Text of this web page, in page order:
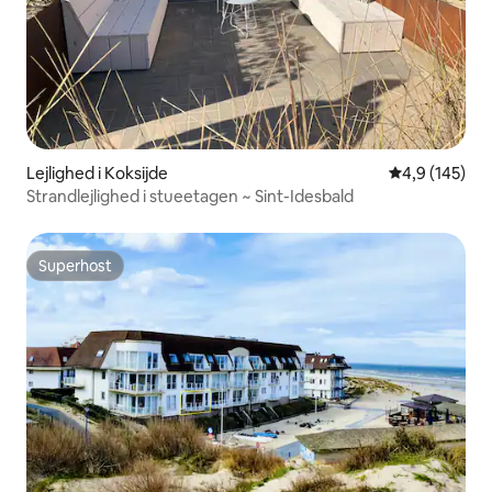
Lejlighed i Koksijde 4,9 ud af 5 i
4,9 (145)
Strandlejlighed i stueetagen ~ Sint-Idesbald
Superhost
Superhost